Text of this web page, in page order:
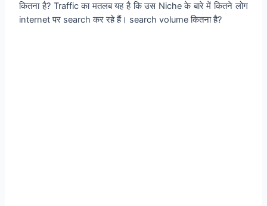
कितना है? Traffic का मतलब यह है कि उस Niche के बारे में कितने लोग
internet पर search कर रहे हैं। search volume कितना है?